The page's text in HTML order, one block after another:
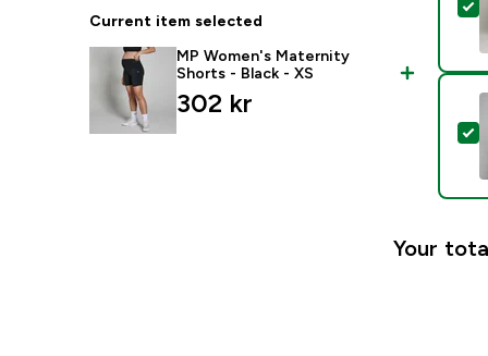
Current item selected
MP Women's Maternity
Shorts - Black - XS
302 kr‎
Your